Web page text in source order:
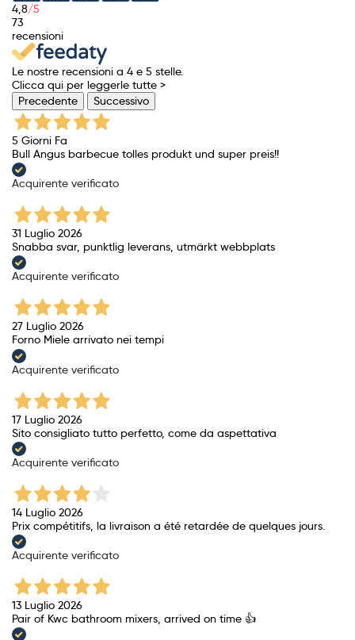
4,8/5
73
recensioni
Le nostre recensioni a 4 e 5 stelle.
Clicca qui per leggerle tutte >
Precedente
Successivo
5 Giorni Fa
Bull Angus barbecue tolles produkt und super preis!!
Acquirente verificato
31 Luglio 2026
Snabba svar, punktlig leverans, utmärkt webbplats
Acquirente verificato
27 Luglio 2026
Forno Miele arrivato nei tempi
Acquirente verificato
17 Luglio 2026
Sito consigliato tutto perfetto, come da aspettativa
Acquirente verificato
14 Luglio 2026
Prix ​​compétitifs, la livraison a été retardée de quelques jours.
Acquirente verificato
13 Luglio 2026
Pair of Kwc bathroom mixers, arrived on time 👍